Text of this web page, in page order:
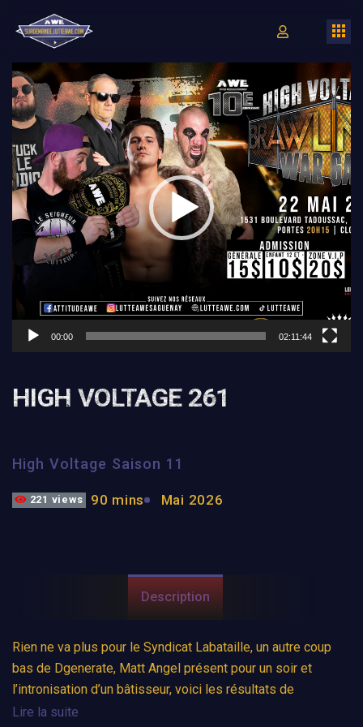
Lecteur
vidéo
00:00 02:11:44
HIGH VOLTAGE 261
High Voltage Saison 11
221 views 90 mins Mai 2026
Description
Rien ne va plus pour le Syndicat Labataille, un autre coup
bas de Dgenerate, Matt Angel présent pour un soir et
l’intronisation d’un bâtisseur, voici les résultats de
Brawlingfest, les 10 ans de la AWE.
Lire la suite